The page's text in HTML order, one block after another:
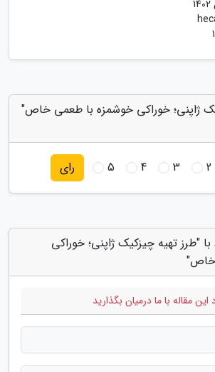
ژاپنی؛ خوراکی خوشمزه با طعمی خاص"
2
3
4
5 رای
"طرز تهیه چیزکیک ژاپنی؛ خوراکی
خاص"
مقاله با ما درمیان بگذارید